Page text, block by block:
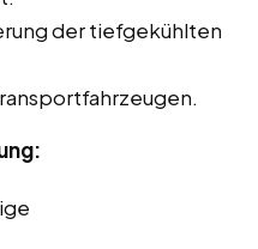
der tiefgekühlten